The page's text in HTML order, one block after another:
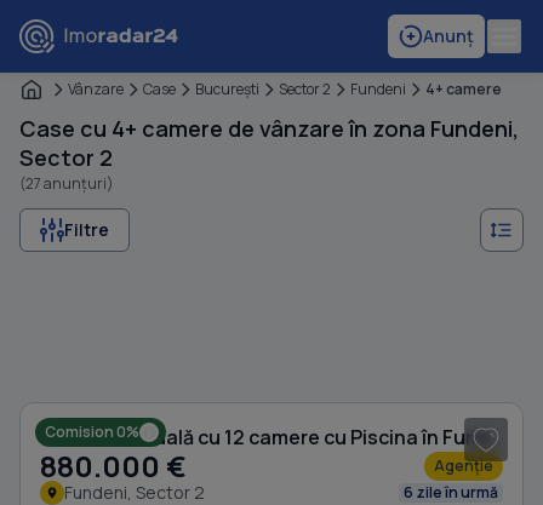
Anunț
Vânzare Case Bucureşti Sector 2 Fundeni 4+ camere
Case cu 4+ camere de vânzare în zona Fundeni,
Sector 2
(27 anunțuri)
Filtre
Comision 0% Casă individuală cu 12 camere cu Piscina în Fundeni
880.000 € Agenție
Fundeni, Sector 2 6 zile în urmă